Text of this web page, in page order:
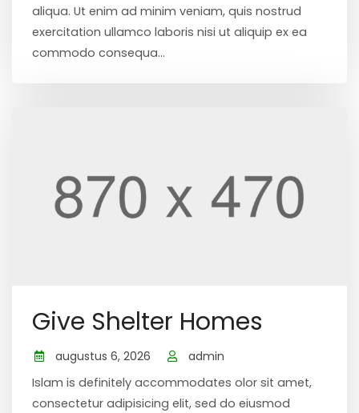
aliqua. Ut enim ad minim veniam, quis nostrud
exercitation ullamco laboris nisi ut aliquip ex ea
commodo consequa...
Give Shelter Homes
augustus 6, 2026
admin
Islam is definitely accommodates olor sit amet,
consectetur adipisicing elit, sed do eiusmod